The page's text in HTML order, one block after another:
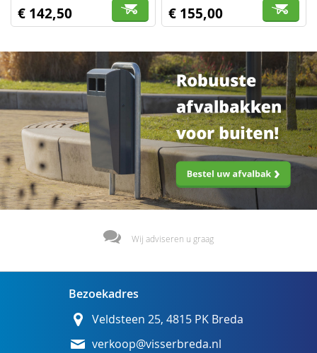
€ 142,50 € 155,00
Wij adviseren u graag
Bezoekadres
Veldsteen 25, 4815 PK Breda
verkoop@visserbreda.nl